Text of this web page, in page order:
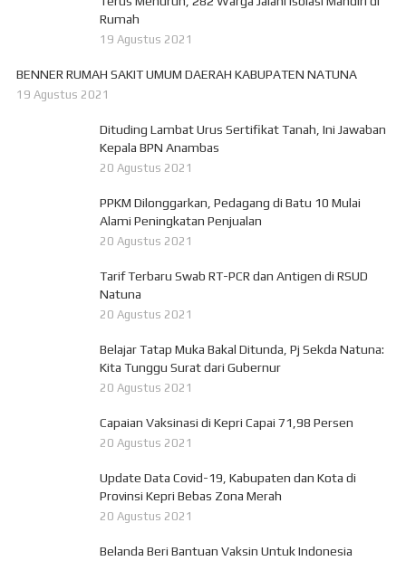
Rumah
19 Agustus 2021
BENNER RUMAH SAKIT UMUM DAERAH KABUPATEN NATUNA
19 Agustus 2021
Dituding Lambat Urus Sertifikat Tanah, Ini Jawaban
Kepala BPN Anambas
20 Agustus 2021
PPKM Dilonggarkan, Pedagang di Batu 10 Mulai
Alami Peningkatan Penjualan
20 Agustus 2021
Tarif Terbaru Swab RT-PCR dan Antigen di RSUD
Natuna
20 Agustus 2021
Belajar Tatap Muka Bakal Ditunda, Pj Sekda Natuna:
Kita Tunggu Surat dari Gubernur
20 Agustus 2021
Capaian Vaksinasi di Kepri Capai 71,98 Persen
20 Agustus 2021
Update Data Covid-19, Kabupaten dan Kota di
Provinsi Kepri Bebas Zona Merah
20 Agustus 2021
Belanda Beri Bantuan Vaksin Untuk Indonesia